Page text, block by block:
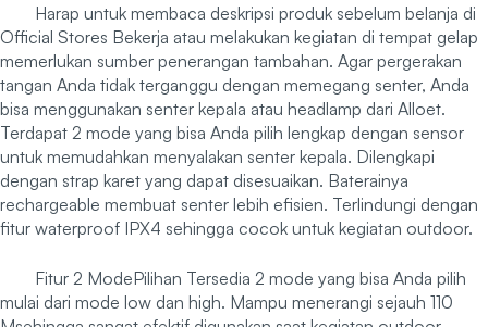
Harap untuk membaca deskripsi produk sebelum belanja di
Official Stores Bekerja atau melakukan kegiatan di tempat gelap
memerlukan sumber penerangan tambahan. Agar pergerakan
tangan Anda tidak terganggu dengan memegang senter, Anda
bisa menggunakan senter kepala atau headlamp dari Alloet.
Terdapat 2 mode yang bisa Anda pilih lengkap dengan sensor
untuk memudahkan menyalakan senter kepala. Dilengkapi
dengan strap karet yang dapat disesuaikan. Baterainya
rechargeable membuat senter lebih efisien. Terlindungi dengan
fitur waterproof IPX4 sehingga cocok untuk kegiatan outdoor.
Fitur 2 ModePilihan Tersedia 2 mode yang bisa Anda pilih
mulai dari mode low dan high. Mampu menerangi sejauh 110